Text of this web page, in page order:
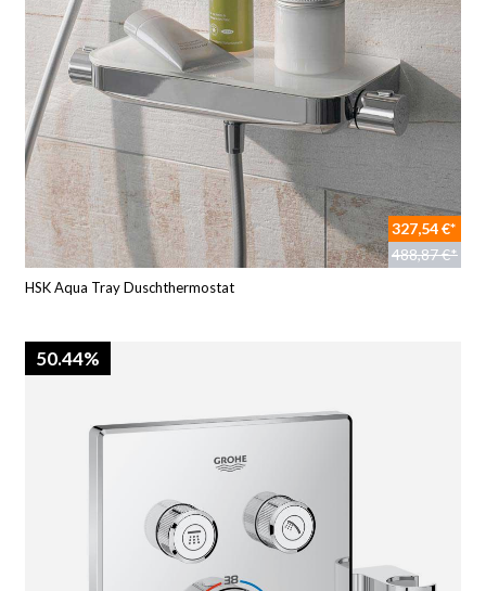
327,54 €*
488,87 €*
HSK Aqua Tray Duschthermostat
50.44%